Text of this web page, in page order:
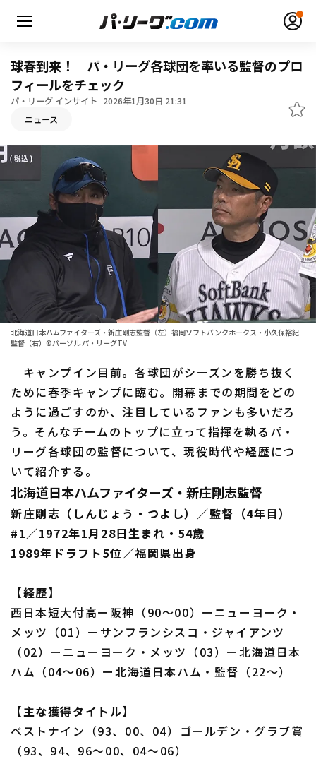
日程・結果
順位表･成績
1軍公式戦
ファーム東地区
ファーム中地区
ファーム西地区
交流戦
選手名鑑
選手名鑑トップ
東北楽天ゴールデンイーグルス
千葉ロッテマリーンズ
オリックス・バファローズ
福岡ソフトバンクホークス
ニュース
設定
運営会社（別ウィンドウで開く） よくある質問
球春到来！ パ・リーグ各球団を率いる監督のプロ
フィールをチェック
パ・リーグ インサイト 2026年1月30日 21:31
ニュース
北海道日本ハムファイターズ・新庄剛志監督（左）福岡ソフトバンクホークス・小久保裕紀
監督（右）©パーソル パ・リーグTV
キャンプイン目前。各球団がシーズンを勝ち抜く
ために春季キャンプに臨む。開幕までの期間をどの
ように過ごすのか、注目しているファンも多いだろ
う。そんなチームのトップに立って指揮を執るパ・
リーグ各球団の監督について、現役時代や経歴につ
いて紹介する。
北海道日本ハムファイターズ・新庄剛志監督
新庄剛志（しんじょう・つよし）／監督（4年目）
#1／1972年1月28日生まれ・54歳
1989年ドラフト5位／福岡県出身
【経歴】
西日本短大付高ー阪神（90～00）ーニューヨーク・
メッツ（01）ーサンフランシスコ・ジャイアンツ
（02）ーニューヨーク・メッツ（03）ー北海道日本
ハム（04～06）ー北海道日本ハム・監督（22～）
【主な獲得タイトル】
ベストナイン（93、00、04）ゴールデン・グラブ賞
（93、94、96～00、04～06）